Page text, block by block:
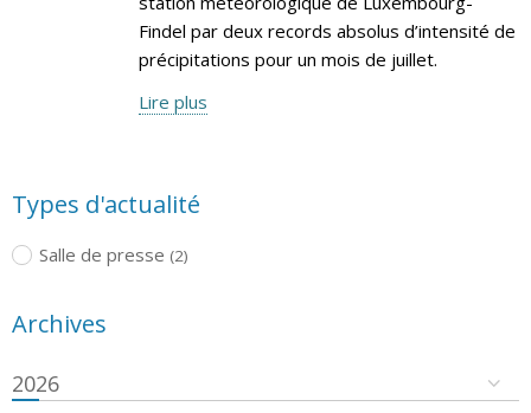
Findel par deux records absolus d’intensité de
précipitations pour un mois de juillet.
Lire plus
Types d'actualité
Salle de presse (2)
Archives
2026